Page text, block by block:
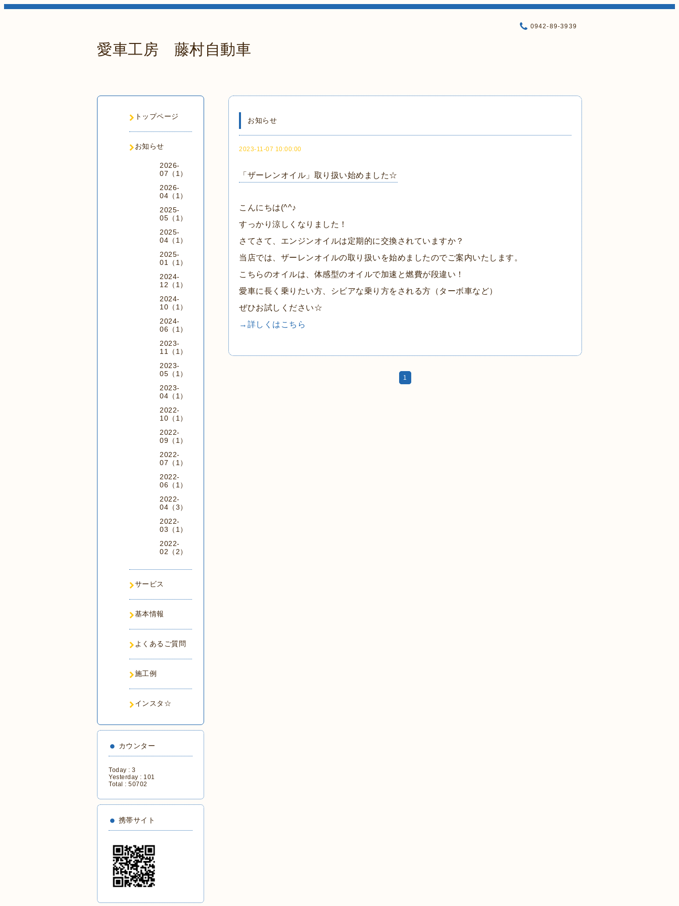
愛車工房 藤村自動車
0942-89-3939
お知らせ
2023-11-07 10:00:00
「ザーレンオイル」取り扱い始めました☆
こんにちは(^^♪
すっかり涼しくなりました！
さてさて、エンジンオイルは定期的に交換されていますか？
当店では、ザーレンオイルの取り扱いを始めましたのでご案内いたします。
こちらのオイルは、体感型のオイルで加速と燃費が段違い！
愛車に長く乗りたい方、シビアな乗り方をされる方（ターボ車など）
ぜひお試しください☆
→詳しくはこちら
1
トップページ
お知らせ
2026-
07（1）
2026-
04（1）
2025-
05（1）
2025-
04（1）
2025-
01（1）
2024-
12（1）
2024-
10（1）
2024-
06（1）
2023-
11（1）
2023-
05（1）
2023-
04（1）
2022-
10（1）
2022-
09（1）
2022-
07（1）
2022-
06（1）
2022-
04（3）
2022-
03（1）
2022-
02（2）
サービス
基本情報
よくあるご質問
施工例
インスタ☆
カウンター
Today : 3
Yesterday : 101
Total : 50702
携帯サイト